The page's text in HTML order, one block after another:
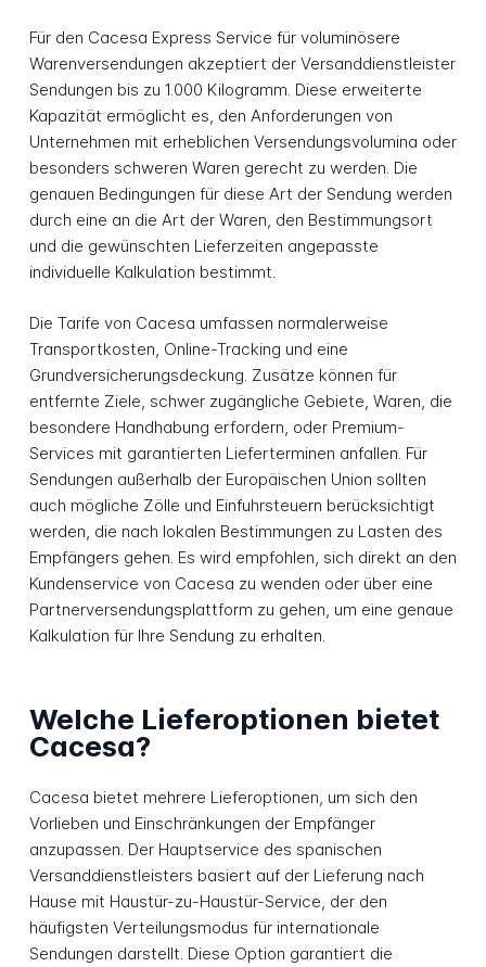
Für den Cacesa Express Service für voluminösere
Warenversendungen akzeptiert der Versanddienstleister
Sendungen bis zu 1.000 Kilogramm. Diese erweiterte
Kapazität ermöglicht es, den Anforderungen von
Unternehmen mit erheblichen Versendungsvolumina oder
besonders schweren Waren gerecht zu werden. Die
genauen Bedingungen für diese Art der Sendung werden
durch eine an die Art der Waren, den Bestimmungsort
und die gewünschten Lieferzeiten angepasste
individuelle Kalkulation bestimmt.
Die Tarife von Cacesa umfassen normalerweise
Transportkosten, Online-Tracking und eine
Grundversicherungsdeckung. Zusätze können für
entfernte Ziele, schwer zugängliche Gebiete, Waren, die
besondere Handhabung erfordern, oder Premium-
Services mit garantierten Lieferterminen anfallen. Für
Sendungen außerhalb der Europäischen Union sollten
auch mögliche Zölle und Einfuhrsteuern berücksichtigt
werden, die nach lokalen Bestimmungen zu Lasten des
Empfängers gehen. Es wird empfohlen, sich direkt an den
Kundenservice von Cacesa zu wenden oder über eine
Partnerversendungsplattform zu gehen, um eine genaue
Kalkulation für Ihre Sendung zu erhalten.
Welche Lieferoptionen bietet
Cacesa?
Cacesa bietet mehrere Lieferoptionen, um sich den
Vorlieben und Einschränkungen der Empfänger
anzupassen. Der Hauptservice des spanischen
Versanddienstleisters basiert auf der Lieferung nach
Hause mit Haustür-zu-Haustür-Service, der den
häufigsten Verteilungsmodus für internationale
Sendungen darstellt. Diese Option garantiert die